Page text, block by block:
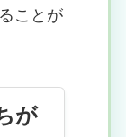
ことが
が